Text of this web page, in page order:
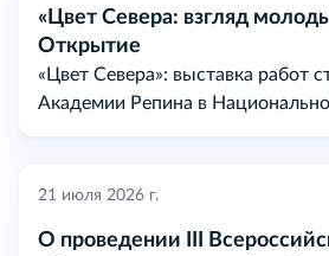
«Цвет Севера: взгляд
Открытие
«Цвет Севера»: выставка работ
Академии Репина в
21 июля 2026 г.
О проведении III